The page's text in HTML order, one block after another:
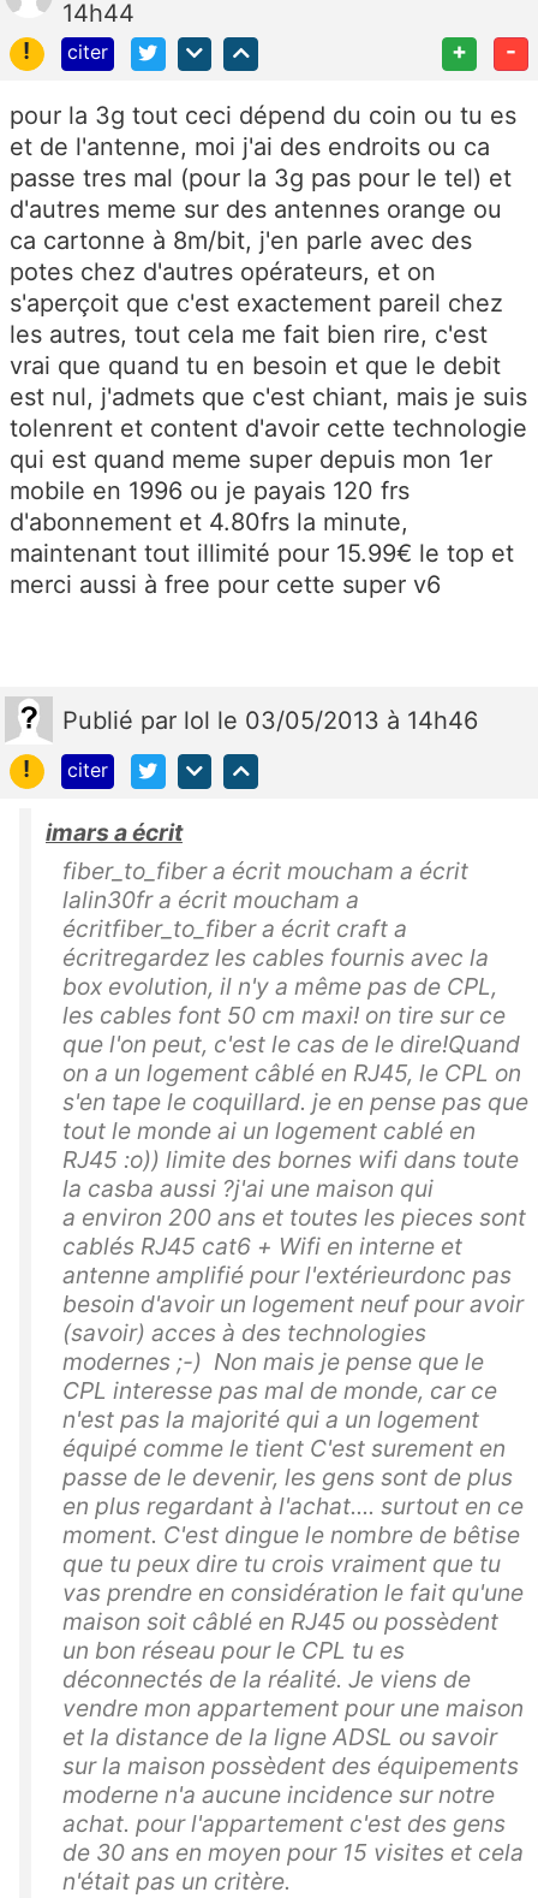
14h44
!
citer + -
pour la 3g tout ceci dépend du coin ou tu es
et de l'antenne, moi j'ai des endroits ou ca
passe tres mal (pour la 3g pas pour le tel) et
d'autres meme sur des antennes orange ou
ca cartonne à 8m/bit, j'en parle avec des
potes chez d'autres opérateurs, et on
s'aperçoit que c'est exactement pareil chez
les autres, tout cela me fait bien rire, c'est
vrai que quand tu en besoin et que le debit
est nul, j'admets que c'est chiant, mais je suis
tolenrent et content d'avoir cette technologie
qui est quand meme super depuis mon 1er
mobile en 1996 ou je payais 120 frs
d'abonnement et 4.80frs la minute,
maintenant tout illimité pour 15.99€ le top et
merci aussi à free pour cette super v6
Publié par lol le 03/05/2013 à 14h46
!
citer
imars a écrit
fiber_to_fiber a écrit moucham a écrit
lalin30fr a écrit moucham a
écritfiber_to_fiber a écrit craft a
écritregardez les cables fournis avec la
box evolution, il n'y a même pas de CPL,
les cables font 50 cm maxi! on tire sur ce
que l'on peut, c'est le cas de le dire!Quand
on a un logement câblé en RJ45, le CPL on
s'en tape le coquillard. je en pense pas que
tout le monde ai un logement cablé en
RJ45 :o)) limite des bornes wifi dans toute
la casba aussi ?j'ai une maison qui
a environ 200 ans et toutes les pieces sont
cablés RJ45 cat6 + Wifi en interne et
antenne amplifié pour l'extérieurdonc pas
besoin d'avoir un logement neuf pour avoir
(savoir) acces à des technologies
modernes ;-) Non mais je pense que le
CPL interesse pas mal de monde, car ce
n'est pas la majorité qui a un logement
équipé comme le tient C'est surement en
passe de le devenir, les gens sont de plus
en plus regardant à l'achat.... surtout en ce
moment. C'est dingue le nombre de bêtise
que tu peux dire tu crois vraiment que tu
vas prendre en considération le fait qu'une
maison soit câblé en RJ45 ou possèdent
un bon réseau pour le CPL tu es
déconnectés de la réalité. Je viens de
vendre mon appartement pour une maison
et la distance de la ligne ADSL ou savoir
sur la maison possèdent des équipements
moderne n'a aucune incidence sur notre
achat. pour l'appartement c'est des gens
de 30 ans en moyen pour 15 visites et cela
n'était pas un critère.